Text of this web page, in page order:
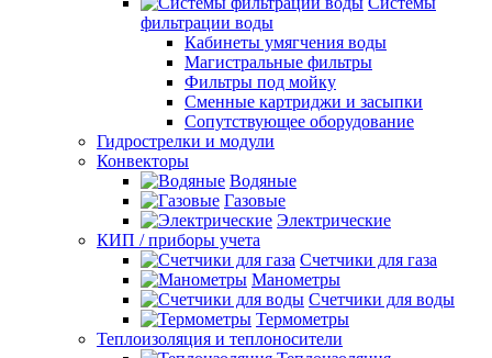
фильтрации воды
Кабинеты умягчения воды
Магистральные фильтры
Фильтры под мойку
Сменные картриджи и засыпки
Сопутствующее оборудование
Гидрострелки и модули
Конвекторы
Водяные
Газовые
Электрические
КИП / приборы учета
Счетчики для газа
Манометры
Счетчики для воды
Термометры
Теплоизоляция и теплоносители